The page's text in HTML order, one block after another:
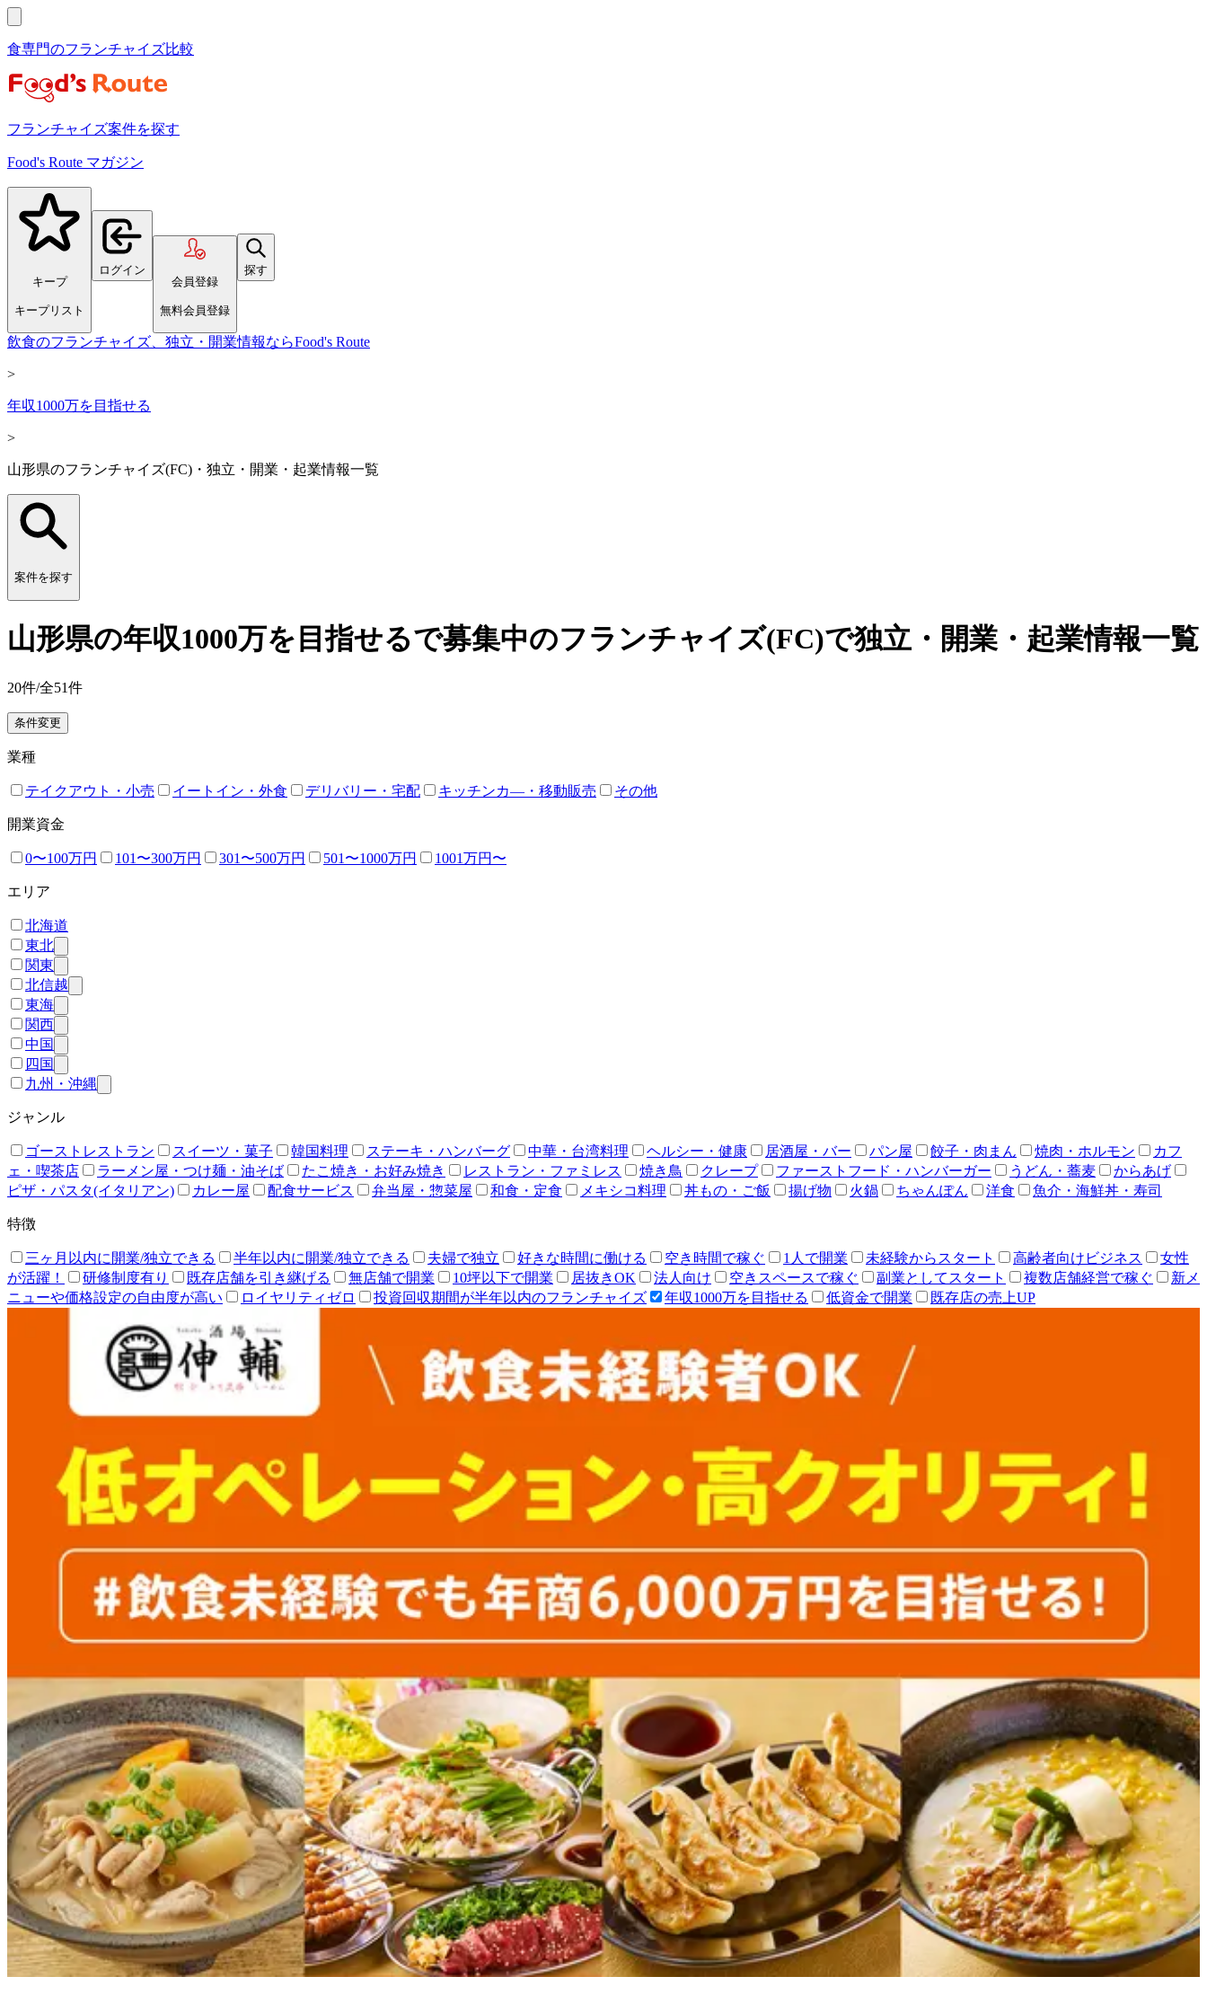
食専門のフランチャイズ比較
フランチャイズ案件を探す
Food's Route マガジン
キープ
キープリスト
ログイン
会員登録
無料会員登録
探す
飲食のフランチャイズ、独立・開業情報ならFood's Route
>
年収1000万を目指せる
>
山形県のフランチャイズ(FC)・独立・開業・起業情報一覧
案件を探す
山形県の年収1000万を目指せるで募集中のフランチャイズ(FC)で独立・開業・起業情報一覧
20件/全51件
条件変更
業種
テイクアウト・小売 イートイン・外食 デリバリー・宅配 キッチンカ―・移動販売 その他
開業資金
0〜100万円 101〜300万円 301〜500万円 501〜1000万円 1001万円〜
エリア
北海道
東北
関東
北信越
東海
関西
中国
四国
九州・沖縄
ジャンル
ゴーストレストラン スイーツ・菓子 韓国料理 ステーキ・ハンバーグ 中華・台湾料理 ヘルシー・健康 居酒屋・バー パン屋 餃子・肉まん 焼肉・ホルモン
カフ
ェ・喫茶店
ラーメン屋・つけ麺・油そば たこ焼き・お好み焼き レストラン・ファミレス 焼き鳥 クレープ ファーストフード・ハンバーガー うどん・蕎麦
からあげ
ピザ・パスタ(イタリアン)
カレー屋 配食サービス 弁当屋・惣菜屋 和食・定食 メキシコ料理 丼もの・ご飯 揚げ物 火鍋 ちゃんぽん 洋食 魚介・海鮮丼・寿司
特徴
三ヶ月以内に開業/独立できる 半年以内に開業/独立できる 夫婦で独立 好きな時間に働ける 空き時間で稼ぐ 1人で開業 未経験からスタート 高齢者向けビジネス
女性
が活躍！
研修制度有り 既存店舗を引き継げる 無店舗で開業 10坪以下で開業 居抜きOK 法人向け 空きスペースで稼ぐ 副業としてスタート 複数店舗経営で稼ぐ
新メ
ニューや価格設定の自由度が高い
ロイヤリティゼロ 投資回収期間が半年以内のフランチャイズ 年収1000万を目指せる 低資金で開業 既存店の売上UP